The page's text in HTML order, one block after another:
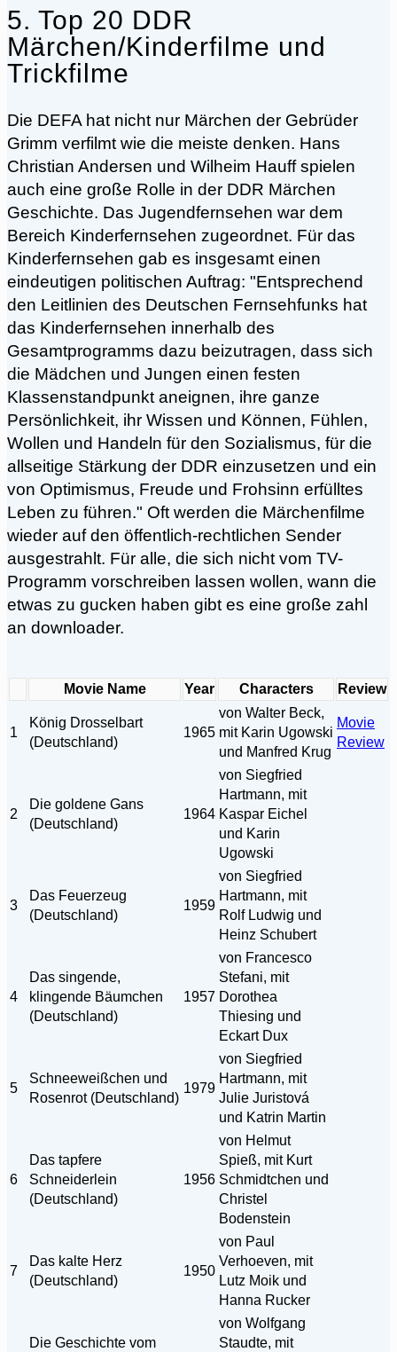
5. Top 20 DDR
Märchen/Kinderfilme und
Trickfilme
Die DEFA hat nicht nur Märchen der Gebrüder
Grimm verfilmt wie die meiste denken. Hans
Christian Andersen und Wilheim Hauff spielen
auch eine große Rolle in der DDR Märchen
Geschichte. Das Jugendfernsehen war dem
Bereich Kinderfernsehen zugeordnet. Für das
Kinderfernsehen gab es insgesamt einen
eindeutigen politischen Auftrag: "Entsprechend
den Leitlinien des Deutschen Fernsehfunks hat
das Kinderfernsehen innerhalb des
Gesamtprogramms dazu beizutragen, dass sich
die Mädchen und Jungen einen festen
Klassenstandpunkt aneignen, ihre ganze
Persönlichkeit, ihr Wissen und Können, Fühlen,
Wollen und Handeln für den Sozialismus, für die
allseitige Stärkung der DDR einzusetzen und ein
von Optimismus, Freude und Frohsinn erfülltes
Leben zu führen." Oft werden die Märchenfilme
wieder auf den öffentlich-rechtlichen Sender
ausgestrahlt. Für alle, die sich nicht vom TV-
Programm vorschreiben lassen wollen, wann die
etwas zu gucken haben gibt es eine große zahl
an downloader.
Movie Name Year Characters Review
1
König Drosselbart
(Deutschland)
1965
von Walter Beck,
mit Karin Ugowski
und Manfred Krug
Movie
Review
2
Die goldene Gans
(Deutschland)
1964
von Siegfried
Hartmann, mit
Kaspar Eichel
und Karin
Ugowski
3
Das Feuerzeug
(Deutschland)
1959
von Siegfried
Hartmann, mit
Rolf Ludwig und
Heinz Schubert
4
Das singende,
klingende Bäumchen
(Deutschland)
1957
von Francesco
Stefani, mit
Dorothea
Thiesing und
Eckart Dux
5
Schneeweißchen und
Rosenrot (Deutschland)
1979
von Siegfried
Hartmann, mit
Julie Juristová
und Katrin Martin
6
Das tapfere
Schneiderlein
(Deutschland)
1956
von Helmut
Spieß, mit Kurt
Schmidtchen und
Christel
Bodenstein
7
Das kalte Herz
(Deutschland)
1950
von Paul
Verhoeven, mit
Lutz Moik und
Hanna Rucker
Die Geschichte vom
von Wolfgang
Staudte, mit